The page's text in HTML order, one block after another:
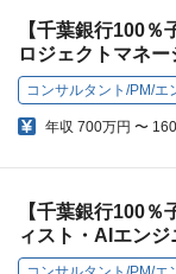
【千葉銀行100
ロジェクトマネー
コンサルタント/PM/エ
年収 700万円 〜
【千葉銀行100
ィスト・AIエンジ